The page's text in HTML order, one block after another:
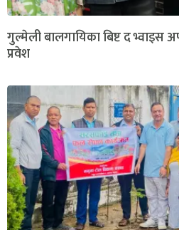
गुल्मेली बालगायिका बिष्ट द
प्रवेश